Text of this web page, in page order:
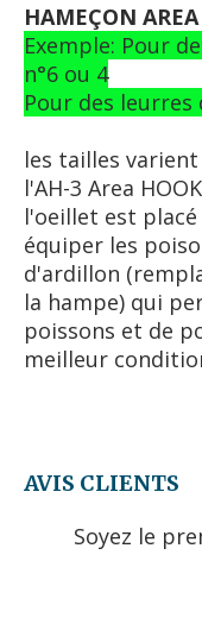
HAMEÇON
Exemple: Pour
n°6 ou 4
Pour des leurres
les tailles
l'AH-3 Area
l'oeillet est
équiper les
d'ardillon
la hampe) qui
poissons et de
meilleur
AVIS CLIENTS
Soyez le